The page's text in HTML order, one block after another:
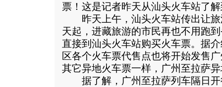
票！这是记者昨天从汕头火车站了
昨天上午，汕头火车站传出让旅
天起，进藏旅游的市民再也不用跑
直接到汕头火车站购买火车票。 据
区各个火车票代售点也将开始发售
其它异地火车票一样，广州至拉萨
据了解，广州至拉萨列车隔日开